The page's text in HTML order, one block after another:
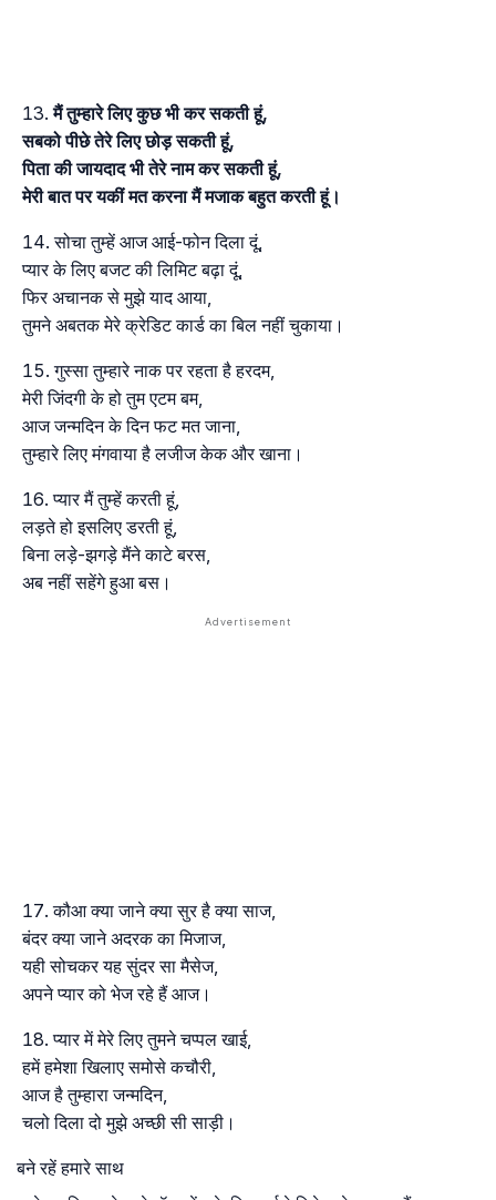
मैं तुम्हारे लिए कुछ भी कर सकती हूं,
सबको पीछे तेरे लिए छोड़ सकती हूं,
पिता की जायदाद भी तेरे नाम कर सकती हूं,
मेरी बात पर यकीं मत करना मैं मजाक बहुत करती हूं।
सोचा तुम्हें आज आई-फोन दिला दूं,
प्यार के लिए बजट की लिमिट बढ़ा दूं,
फिर अचानक से मुझे याद आया,
तुमने अबतक मेरे क्रेडिट कार्ड का बिल नहीं चुकाया।
गुस्सा तुम्हारे नाक पर रहता है हरदम,
मेरी जिंदगी के हो तुम एटम बम,
आज जन्मदिन के दिन फट मत जाना,
तुम्हारे लिए मंगवाया है लजीज केक और खाना।
प्यार मैं तुम्हें करती हूं,
लड़ते हो इसलिए डरती हूं,
बिना लड़े-झगड़े मैंने काटे बरस,
अब नहीं सहेंगे हुआ बस।
कौआ क्या जाने क्या सुर है क्या साज,
बंदर क्या जाने अदरक का मिजाज,
यही सोचकर यह सुंदर सा मैसेज,
अपने प्यार को भेज रहे हैं आज।
प्यार में मेरे लिए तुमने चप्पल खाई,
हमें हमेशा खिलाए समोसे कचौरी,
आज है तुम्हारा जन्मदिन,
चलो दिला दो मुझे अच्छी सी साड़ी।
बने रहें हमारे साथ